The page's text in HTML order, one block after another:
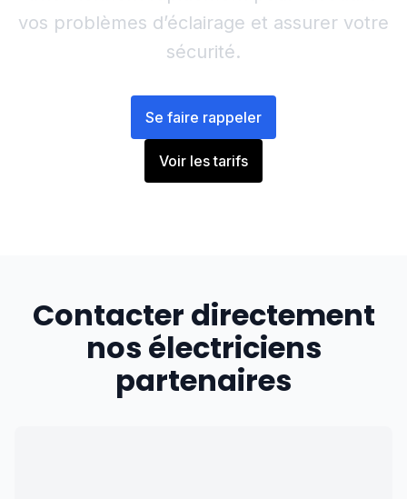
vos problèmes d’éclairage et assurer votre
sécurité.
Se faire rappeler
Voir les tarifs
Contacter directement
nos électriciens
partenaires